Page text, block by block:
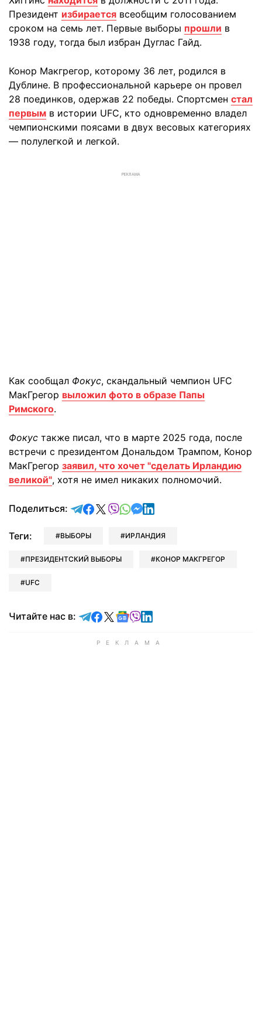
Президент избирается всеобщим голосованием
сроком на семь лет. Первые выборы прошли в
1938 году, тогда был избран Дуглас Гайд.
Конор Макгрегор, которому 36 лет, родился в
Дублине. В профессиональной карьере он провел
28 поединков, одержав 22 победы. Спортсмен стал
первым в истории UFC, кто одновременно владел
чемпионскими поясами в двух весовых категориях
— полулегкой и легкой.
РЕКЛАМА
Как сообщал Фокус, скандальный чемпион UFC
МакГрегор выложил фото в образе Папы
Римского.
Фокус также писал, что в марте 2025 года, после
встречи с президентом Дональдом Трампом, Конор
МакГрегор заявил, что хочет "сделать Ирландию
великой", хотя не имел никаких полномочий.
Поделиться: отправить в Telegram
поделиться в Facebook
поделиться в X
отправить в Viber
отправить в Whatsapp
отправить в Messenger
отправить в LinkedIn
Теги: ВЫБОРЫ ИРЛАНДИЯ
ПРЕЗИДЕНТСКИЙ ВЫБОРЫ КОНОР МАКГРЕГОР
UFC
Читайте нас в: Читайте в Telegram
Читайте в Facebook
Читайте в X
Читайте в Google news
Читайте в Viber
Читайте в LinkedIn